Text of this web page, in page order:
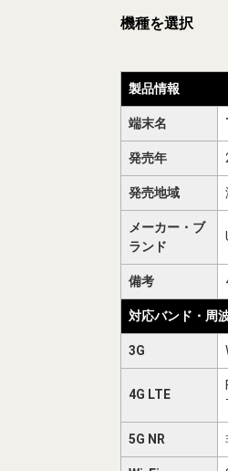
機種を選択
製品情報
端末名
発売年
発売地域
メーカー・ブ
ランド
備考
対応バンド・周
3G
4G LTE
5G NR